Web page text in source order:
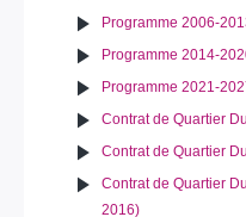
Programme 2006-
Programme 2014-
Programme 2021-
Contrat de Quartier
Contrat de Quartier
Contrat de Quartier
2016)